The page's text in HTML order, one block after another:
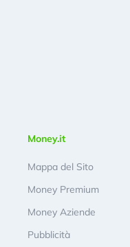
Money.it
Mappa del Sito
Money Premium
Money Aziende
Pubblicità